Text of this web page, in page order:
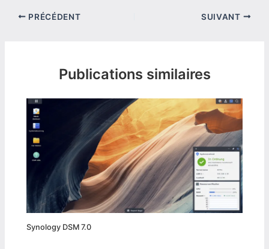
PRÉCÉDENT SUIVANT
Publications similaires
Synology DSM 7.0